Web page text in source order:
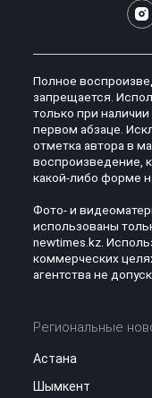
Полное
запрещается.
только при
первом абзаце.
отметка автора в
воспроизведение,
какой-либо форме
Фото- и
использованы
newtimes.kz.
коммерческих
агентства не
Региональные
Астана
Шымкент